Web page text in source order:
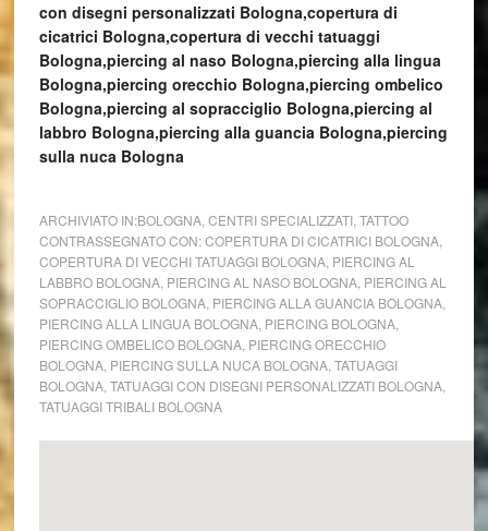
con disegni personalizzati Bologna,copertura di
cicatrici Bologna,copertura di vecchi tatuaggi
Bologna,piercing al naso Bologna,piercing alla lingua
Bologna,piercing orecchio Bologna,piercing ombelico
Bologna,piercing al sopracciglio Bologna,piercing al
labbro Bologna,piercing alla guancia Bologna,piercing
sulla nuca Bologna
ARCHIVIATO IN:BOLOGNA, CENTRI SPECIALIZZATI, TATTOO
CONTRASSEGNATO CON:COPERTURA DI CICATRICI BOLOGNA,
COPERTURA DI VECCHI TATUAGGI BOLOGNA, PIERCING AL
LABBRO BOLOGNA, PIERCING AL NASO BOLOGNA, PIERCING AL
SOPRACCIGLIO BOLOGNA, PIERCING ALLA GUANCIA BOLOGNA,
PIERCING ALLA LINGUA BOLOGNA, PIERCING BOLOGNA,
PIERCING OMBELICO BOLOGNA, PIERCING ORECCHIO
BOLOGNA, PIERCING SULLA NUCA BOLOGNA, TATUAGGI
BOLOGNA, TATUAGGI CON DISEGNI PERSONALIZZATI BOLOGNA,
TATUAGGI TRIBALI BOLOGNA